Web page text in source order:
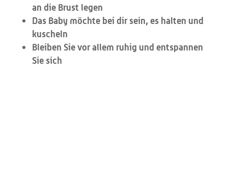
an die Brust legen
Das Baby möchte bei dir sein, es halten und
kuscheln
Bleiben Sie vor allem ruhig und entspannen
Sie sich